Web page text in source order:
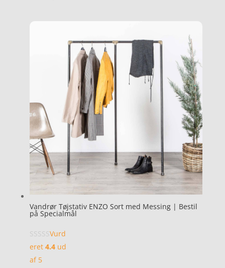
Vandrør Tøjstativ ENZO Sort med Messing | Bestil
på Specialmål
Vurd
eret 4.4ud
af 5